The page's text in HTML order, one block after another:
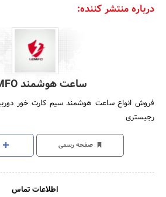
درباره منتشر کننده:
ساعت هوشمند LEMFO
رجیستری
صفحه رسمی
اطلاعات تماس